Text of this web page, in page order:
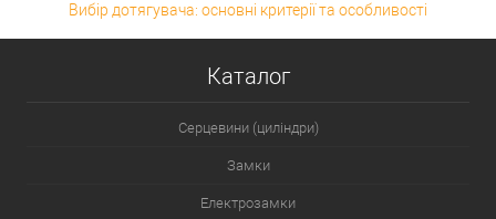
Вибір дотягувача: основні критерії та особливості
Каталог
Серцевини (циліндри)
Замки
Електрозамки